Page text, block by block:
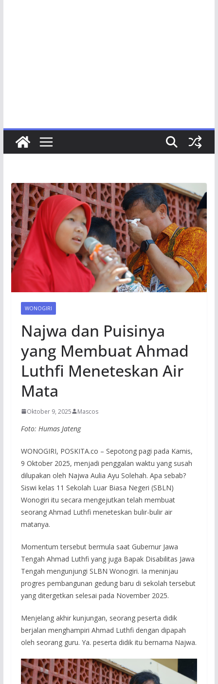
WONOGIRI
Najwa dan Puisinya
yang Membuat Ahmad
Luthfi Meneteskan Air
Mata
Oktober 9, 2025 Mascos
Foto: Humas Jateng
WONOGIRI, POSKITA.co – Sepotong pagi pada Kamis,
9 Oktober 2025, menjadi penggalan waktu yang susah
dilupakan oleh Najwa Aulia Ayu Solehah. Apa sebab?
Siswi kelas 11 Sekolah Luar Biasa Negeri (SBLN)
Wonogiri itu secara mengejutkan telah membuat
seorang Ahmad Luthfi meneteskan bulir-bulir air
matanya.
Momentum tersebut bermula saat Gubernur Jawa
Tengah Ahmad Luthfi yang juga Bapak Disabilitas Jawa
Tengah mengunjungi SLBN Wonogiri. Ia meninjau
progres pembangunan gedung baru di sekolah tersebut
yang ditergetkan selesai pada November 2025.
Menjelang akhir kunjungan, seorang peserta didik
berjalan menghampiri Ahmad Luthfi dengan dipapah
oleh seorang guru. Ya. peserta didik itu bernama Najwa.